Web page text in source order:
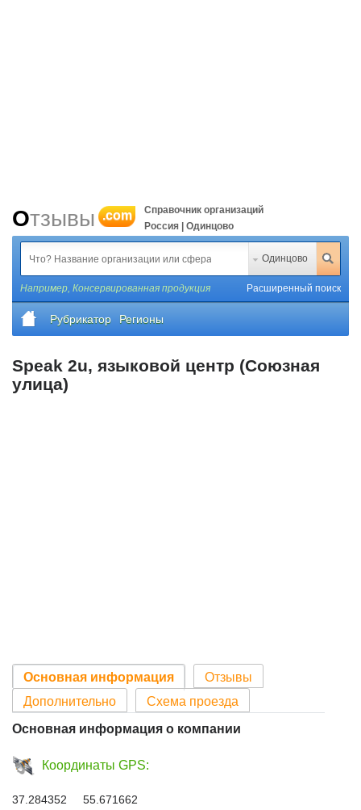
Отзывы .com
Справочник организаций
Россия | Одинцово
Одинцово
Например, Консервированная продукция Расширенный поиск
Рубрикатор Регионы
Speak 2u, языковой центр (Союзная
улица)
Основная информация
Отзывы
Дополнительно
Схема проезда
Основная информация о компании
Координаты GPS:
37.284352 55.671662